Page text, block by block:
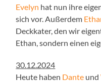
Evelyn hat nun ihre
sich vor. Außerdem
Deckkater, den wir
Ethan, sondern einen
30.12.2024
Heute haben Dante und